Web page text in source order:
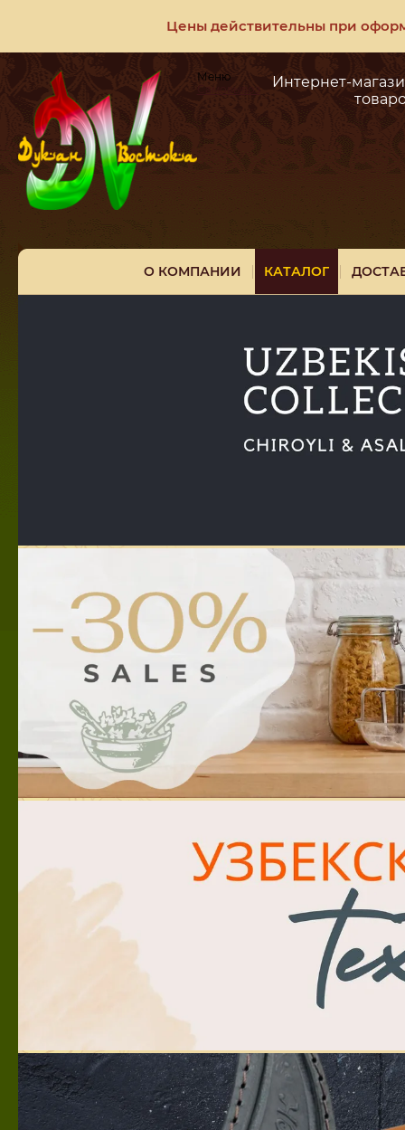
Цены действительны при
Меню
Интернет-
О КОМПАНИИ КАТАЛОГ